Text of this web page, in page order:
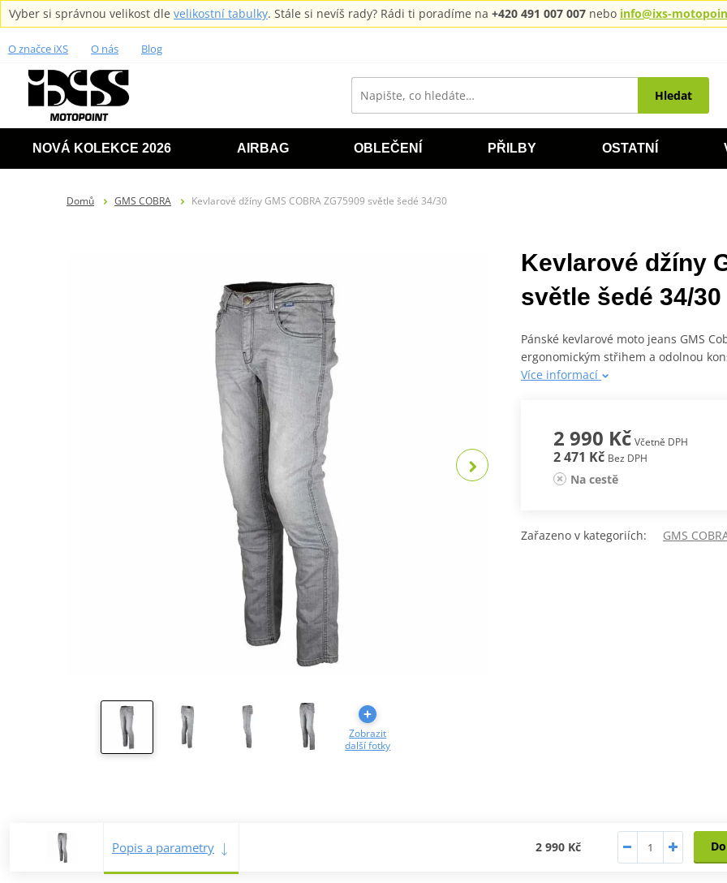
Vyber si správnou velikost dle velikostní tabulky. Stále si nevíš rady? Rádi ti poradíme na +420 491 007 007 nebo info@ixs-
O značce iXS O nás Blog
Hledat
NOVÁ KOLEKCE 2026 AIRBAG OBLEČENÍ PŘILBY OSTATNÍ
Domů GMS COBRA Kevlarové džíny GMS COBRA ZG75909 světle šedé 34/30
Zobrazit
další fotky
Kevlarové džíny
světle šedé 34/30
Pánské kevlarové moto jeans GMS
ergonomickým střihem a odolnou
Více informací
2 990 Kč Včetně DPH
2 471 Kč Bez DPH
Na cestě
Zařazeno v kategoriích: GMS
Popis a parametry 2 990 Kč